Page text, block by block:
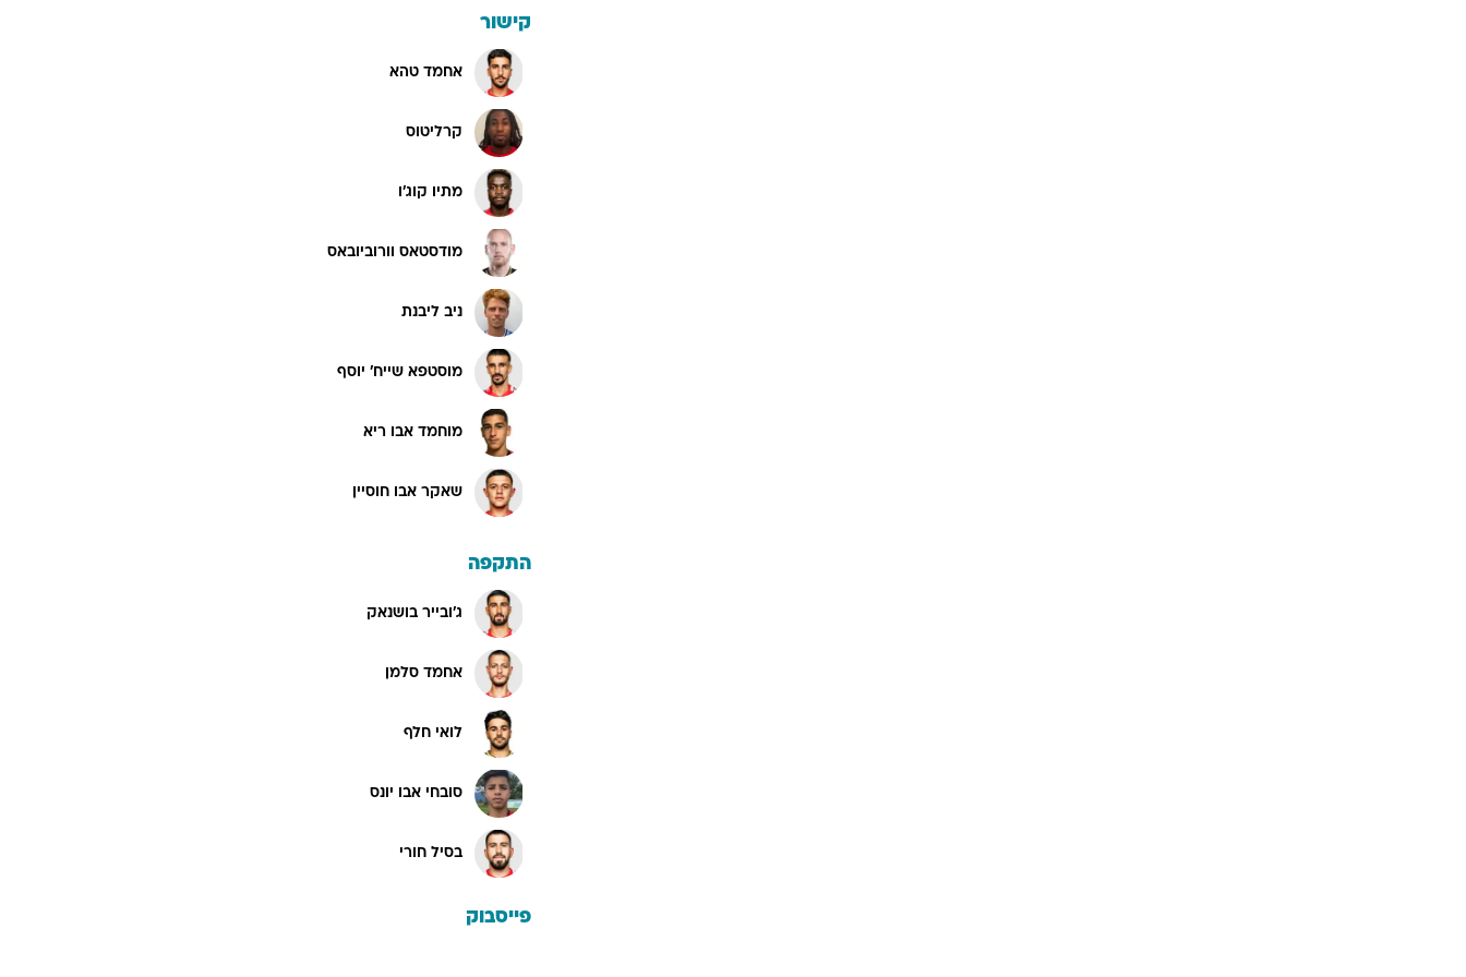
קישור
אחמד טהא
קרליטוס
מתיו קוג'ו
מודסטאס וורוביובאס
ניב ליבנת
מוסטפא שייח' יוסף
מוחמד אבו ריא
שאקר אבו חוסיין
התקפה
ג'ובייר בושנאק
אחמד סלמן
לואי חלף
סובחי אבו יונס
בסיל חורי
פייסבוק